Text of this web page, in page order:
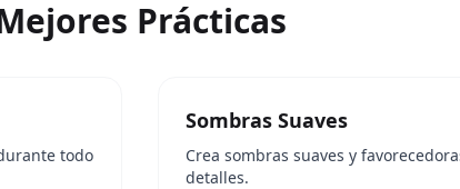
Prácticas
todo
Sombras Suaves
Crea sombras suaves y
detalles.